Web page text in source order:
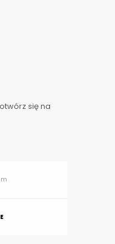
się na